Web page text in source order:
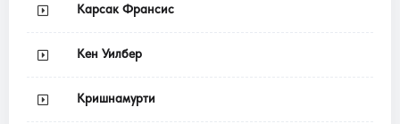
Карсак Франсис
Кен Уилбер
Кришнамурти